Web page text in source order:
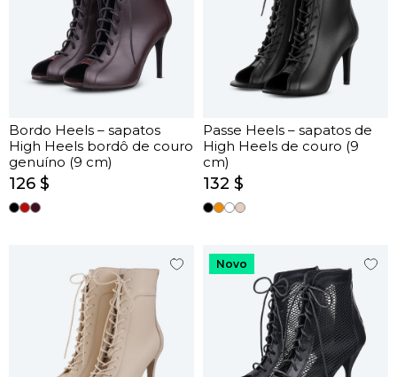
Bordo Heels – sapatos
High Heels bordô de couro
genuíno (9 cm)
126 $
Passe Heels – sapatos de
High Heels de couro (9
cm)
132 $
Novo